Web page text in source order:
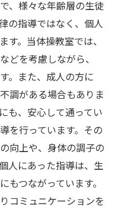
、様々な年齢層の生徒
の指導ではなく、個人
す。当体操教室では、
どを考慮しながら、
。また、成人の方に
調がある場合もありま
も、安心して通ってい
を行っています。その
向上や、身体の調子の
人にあった指導は、生
もつながっています。
コミュニケーションを